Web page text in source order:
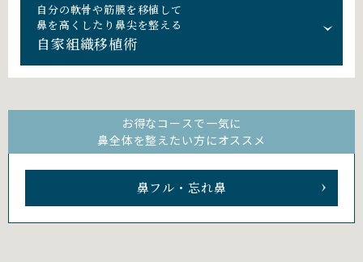
自分の軟骨や筋膜を移植して
鼻を高くしたり鼻尖を整える
自家組織移植術
お得なコースで一気に
鼻全体を整えたい方にオススメ
鼻フル・忘れ鼻